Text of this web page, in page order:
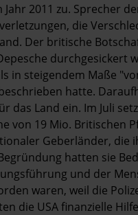
2011 zu. Sprecher
die
Der britische
durchgesickert
in steigendem Maße
hatte.
das Land ein. Im Juli
von 19 Mio. Britischen
Geberländer, die
hatten sie
und der
waren, weil die
die USA finanzielle